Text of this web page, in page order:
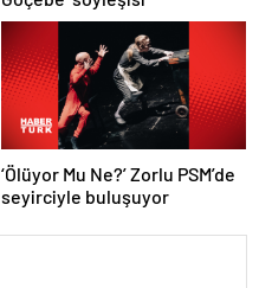
‘Ölüyor Mu Ne?’ Zorlu PSM’de
seyirciyle buluşuyor